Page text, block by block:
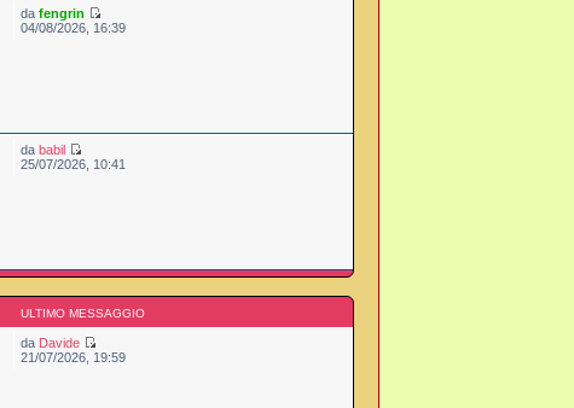
dafengrin
04/08/2026, 16:39
dababil
25/07/2026, 10:41
ULTIMO MESSAGGIO
da Davide
21/07/2026, 19:59